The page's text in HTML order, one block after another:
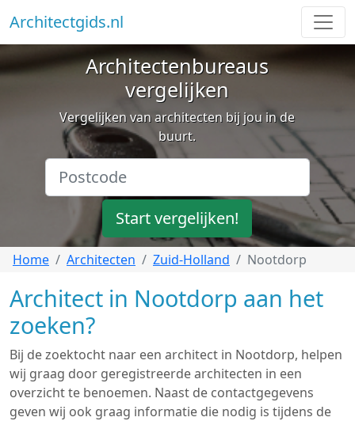
Architectgids.nl
Architectenbureaus
vergelijken
Vergelijken van architecten bij jou in de
buurt.
Start vergelijken!
Home Architecten Zuid-Holland Nootdorp
Architect in Nootdorp aan het
zoeken?
Bij de zoektocht naar een architect in Nootdorp, helpen
wij graag door geregistreerde architecten in een
overzicht te benoemen. Naast de contactgegevens
geven wij ook graag informatie die nodig is tijdens de